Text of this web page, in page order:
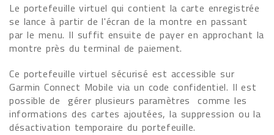
Le portefeuille virtuel qui contient la carte enregistrée
se lance à partir de l'écran de la montre en passant
par le menu. Il suffit ensuite de payer en approchant la
montre près du terminal de paiement.
Ce portefeuille virtuel sécurisé est accessible sur
Garmin Connect Mobile via un code confidentiel. Il est
possible de gérer plusieurs paramètres comme les
informations des cartes ajoutées, la suppression ou la
désactivation temporaire du portefeuille.